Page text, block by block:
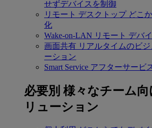
せずデバイスを制御
リモート デスクトップ どこ
化
Wake-on-LAN リモート デバ
画面共有 リアルタイムのビ
ーション
Smart Service アフターサービ
必要別 様々なチーム向
リューション